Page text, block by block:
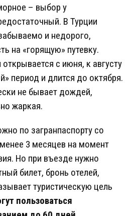
– выбор у
В Турции
и недорого,
на «горящую» путевку.
с июня, к августу
период и длится до октября.
не бывает дождей,
жаркая.
по загранпаспорту со
3 месяцев на момент
Но при въезде нужно
билет, бронь отелей,
туристическую цель
пользоваться